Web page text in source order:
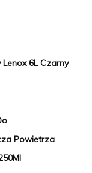
6L Czarny
Powietrza